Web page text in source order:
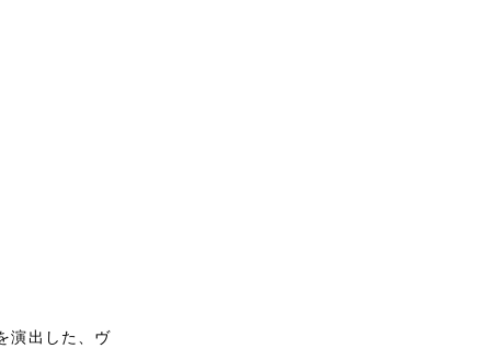
演出した、ヴ